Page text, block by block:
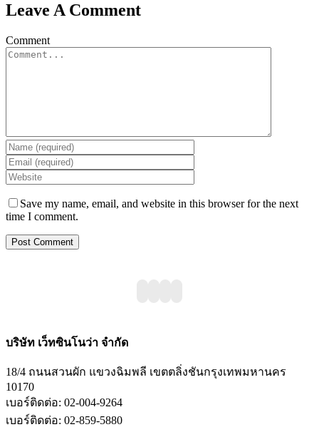
Leave A Comment
Comment
Save my name, email, and website in this browser for the next
time I comment.
บริษัท เว็ทซินโนว่า จำกัด
18/4 ถนนสวนผัก แขวงฉิมพลี เขตตลิ่งชันกรุงเทพมหานคร
10170
เบอร์ติดต่อ: 02-004-9264
เบอร์ติดต่อ: 02-859-5880